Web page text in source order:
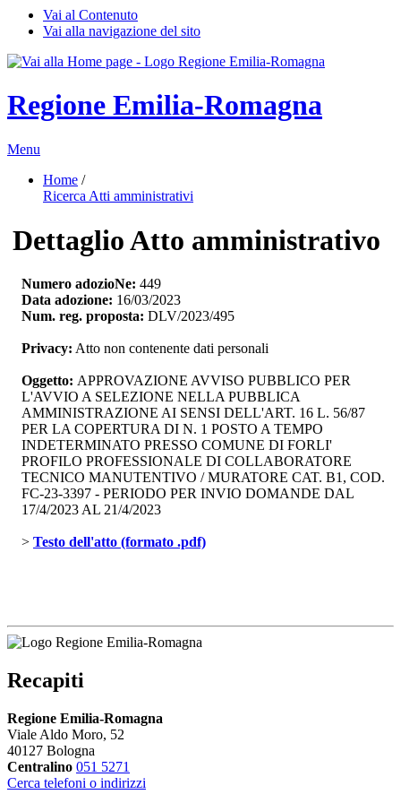
Vai al Contenuto
Vai alla navigazione del sito
Regione Emilia-Romagna
Menu
Home /
Ricerca Atti amministrativi
Dettaglio Atto amministrativo
Numero adozioNe: 449
Data adozione: 16/03/2023
Num. reg. proposta: DLV/2023/495
Privacy: Atto non contenente dati personali
Oggetto: APPROVAZIONE AVVISO PUBBLICO PER
L'AVVIO A SELEZIONE NELLA PUBBLICA
AMMINISTRAZIONE AI SENSI DELL'ART. 16 L. 56/87
PER LA COPERTURA DI N. 1 POSTO A TEMPO
INDETERMINATO PRESSO COMUNE DI FORLI'
PROFILO PROFESSIONALE DI COLLABORATORE
TECNICO MANUTENTIVO / MURATORE CAT. B1, COD.
FC-23-3397 - PERIODO PER INVIO DOMANDE DAL
17/4/2023 AL 21/4/2023
> Testo dell'atto (formato .pdf)
Recapiti
Regione Emilia-Romagna
Viale Aldo Moro, 52
40127 Bologna
Centralino 051 5271
Cerca telefoni o indirizzi